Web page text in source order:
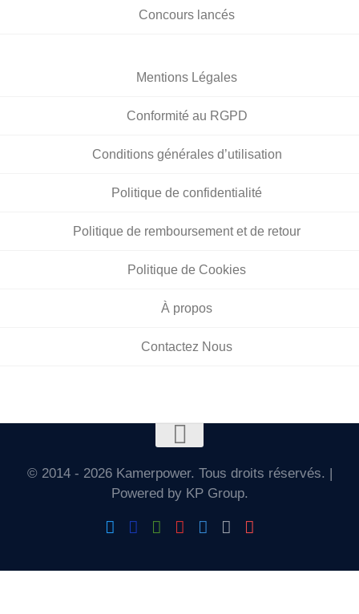
Concours lancés
Mentions Légales
Conformité au RGPD
Conditions générales d’utilisation
Politique de confidentialité
Politique de remboursement et de retour
Politique de Cookies
À propos
Contactez Nous
© 2014 - 2026 Kamerpower. Tous droits réservés. |
Powered by KP Group.